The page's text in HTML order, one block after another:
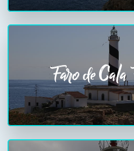
Faro de